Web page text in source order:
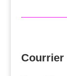
Courrier